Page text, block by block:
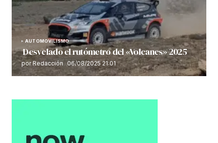
AUTOMOVILISMO
Desvelado el rutómetro del «Volcanes» 2025
por Redacción 06/08/2025 21:01